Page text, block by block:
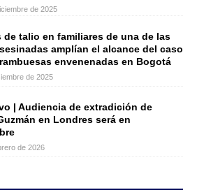
de 2025
de talio en familiares de una de las
amplían el alcance del caso
envenenadas en Bogotá
de 2025
| Audiencia de extradición de
en Londres será en
de 2026